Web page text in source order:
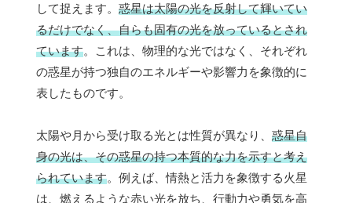
して捉えます。 惑星は太陽の光を反射して輝いてい
るだけでなく、自らも固有の光を放っているとされ
ています。これは、物理的な光ではなく、それぞれ
の惑星が持つ独自のエネルギーや影響力を象徴的に
表したものです。
太陽や月から受け取る光とは性質が異なり、 惑星自
身の光は、その惑星の持つ本質的な力を示すと考え
られています。例えば、情熱と活力を象徴する火星
は、燃えるような赤い光を放ち、行動力や勇気を高